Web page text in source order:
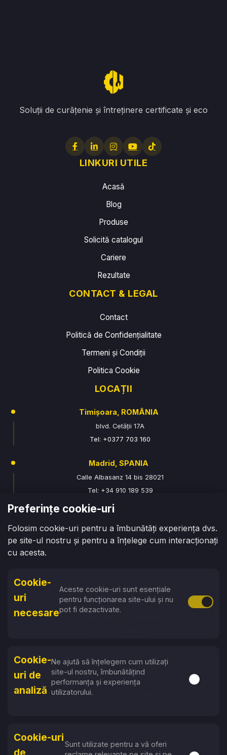
Soluții de curățenie și întreținere certificate și eco
LINKURI UTILE
Acasă
Blog
Produse
Solicită catalogul
Cariere
Rezultate
CONTACT & LEGAL
Contact
Politică de Confidențialitate
Termeni și Condiții
Politica Cookie
LOCAȚII
Timișoara, ROMÂNIA
blvd. Cetății 17A
Tel: +0377 703 160
Madrid, SPANIA
Calle Albasanz 14 bis 28021
Tel: +34 910 189 539
Chișinău, MOLDOVA
str. Armenească 100
Tel: +373 76 070 315
Tel: +40 729 941 177
Baia Mare, ROMÂNIA
Str. Vasile Lucaciu, 122
Tel: +40 774 663 896
Tel: +359 87 753 6757
Preferințe cookie-uri
Folosim cookie-uri pentru a îmbunătăți experiența dvs.
pe site-ul nostru și pentru a înțelege cum interacționați
cu acesta.
Cookie-
uri
necesare
Aceste cookie-uri sunt esențiale
pentru funcționarea site-ului și nu
pot fi dezactivate.
Activare
Cookie-
uri de
analiză
Ne ajută să înțelegem cum utilizați
site-ul nostru, îmbunătățind
performanța și experiența
utilizatorului.
Activare
Cookie-uri
de
Sunt utilizate pentru a vă oferi